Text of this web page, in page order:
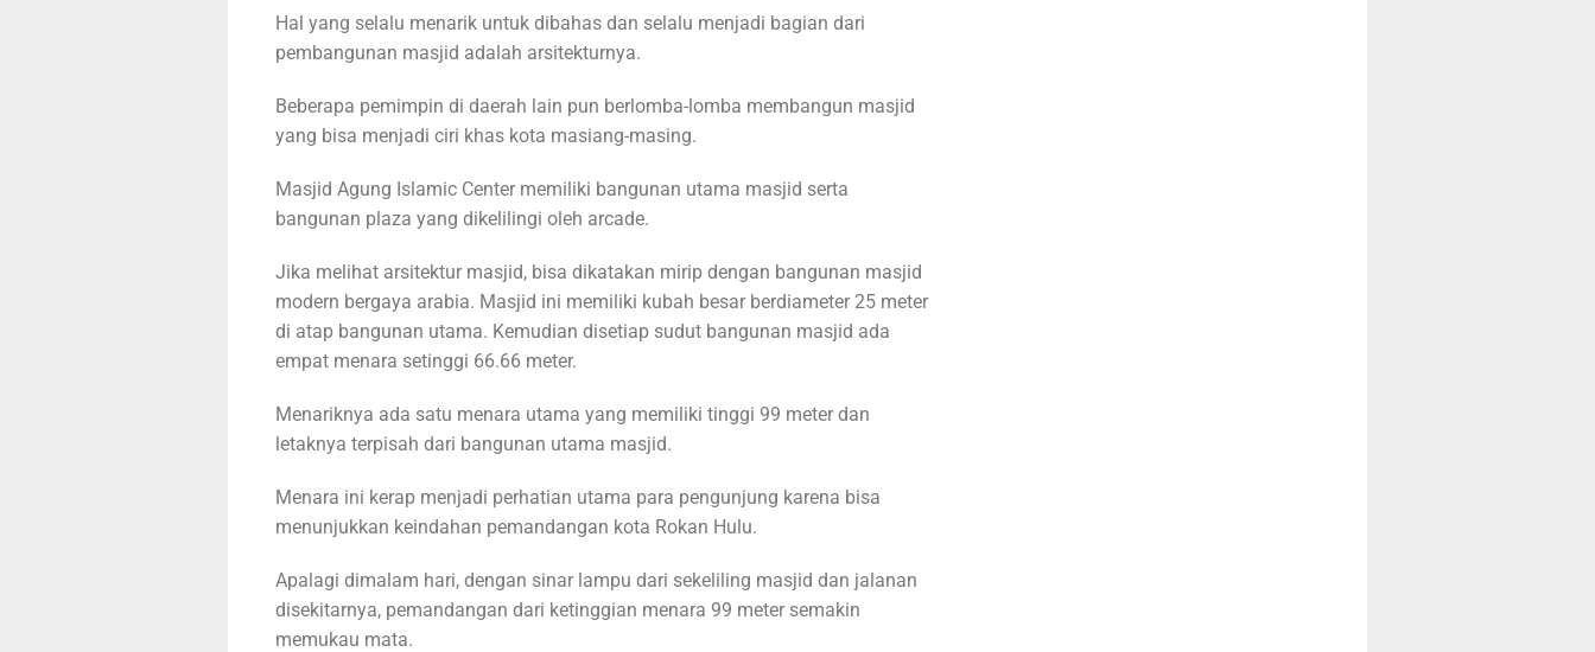
Hal yang selalu menarik untuk dibahas dan selalu menjadi bagian dari
pembangunan masjid adalah arsitekturnya.
Beberapa pemimpin di daerah lain pun berlomba-lomba membangun masjid
yang bisa menjadi ciri khas kota masiang-masing.
Masjid Agung Islamic Center memiliki bangunan utama masjid serta
bangunan plaza yang dikelilingi oleh arcade.
Jika melihat arsitektur masjid, bisa dikatakan mirip dengan bangunan masjid
modern bergaya arabia. Masjid ini memiliki kubah besar berdiameter 25 meter
di atap bangunan utama. Kemudian disetiap sudut bangunan masjid ada
empat menara setinggi 66.66 meter.
Menariknya ada satu menara utama yang memiliki tinggi 99 meter dan
letaknya terpisah dari bangunan utama masjid.
Menara ini kerap menjadi perhatian utama para pengunjung karena bisa
menunjukkan keindahan pemandangan kota Rokan Hulu.
Apalagi dimalam hari, dengan sinar lampu dari sekeliling masjid dan jalanan
disekitarnya, pemandangan dari ketinggian menara 99 meter semakin
memukau mata.